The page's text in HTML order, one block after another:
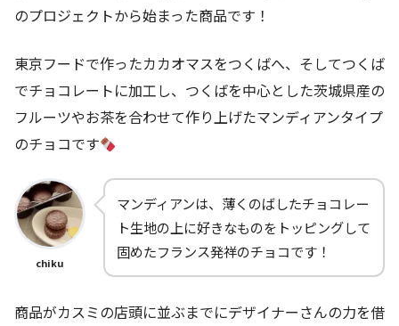
のプロジェクトから始まった商品です！
東京フードで作ったカカオマスをつくばへ、そしてつくば
でチョコレートに加工し、つくばを中心とした茨城県産の
フルーツやお茶を合わせて作り上げたマンディアンタイプ
のチョコです
chiku
マンディアンは、薄くのばしたチョコレー
ト生地の上に好きなものをトッピングして
固めたフランス発祥のチョコです！
商品がカスミの店頭に並ぶまでにデザイナーさんの力を借